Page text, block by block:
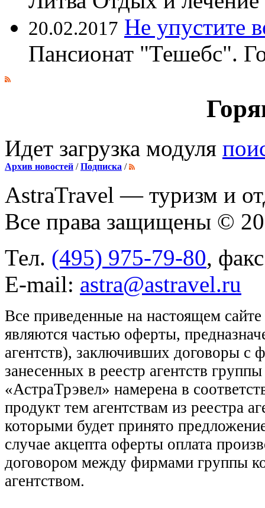
20.02.2017 Не упустите
Пансионат "Тешебс".
Идет загрузка модуля
Архив новостей /Подписка /
AstraTravel — туризм и
Все права защищены ©
Тел. (495) 975-79-80,
E-mail: astra@astravel.ru
Все приведенные на настоящем
являются частью оферты,
агентств), заключивших договоры
занесенных в реестр агентств
«АстраТрэвел» намерена в
продукт тем агентствам из реестра
которыми будет принято
случае акцепта оферты оплата
договором между фирмами группы
агентством.